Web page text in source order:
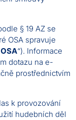
§ 19 AZ se
OSA spravuje
“). Informace
dotazu na e-
prostřednictvím
k provozování
hudebních děl